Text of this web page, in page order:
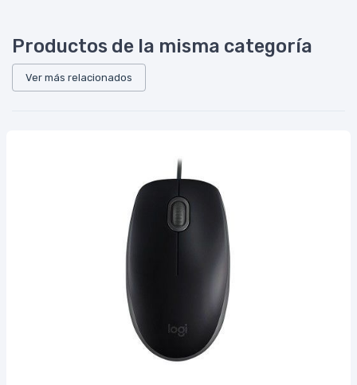
Productos de la misma categoría
Ver más relacionados